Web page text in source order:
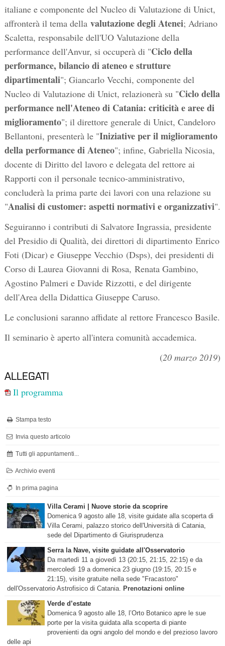
italiane e componente del Nucleo di Valutazione di Unict,
affronterà il tema della valutazione degli Atenei; Adriano
Scaletta, responsabile dell'UO Valutazione della
performance dell'Anvur, si occuperà di "Ciclo della
performance, bilancio di ateneo e strutture
dipartimentali"; Giancarlo Vecchi, componente del
Nucleo di Valutazione di Unict, relazionerà su "Ciclo della
performance nell'Ateneo di Catania: criticità e aree di
miglioramento"; il direttore generale di Unict, Candeloro
Bellantoni, presenterà le "Iniziative per il miglioramento
della performance di Ateneo"; infine, Gabriella Nicosia,
docente di Diritto del lavoro e delegata del rettore ai
Rapporti con il personale tecnico-amministrativo,
concluderà la prima parte dei lavori con una relazione su
"Analisi di customer: aspetti normativi e organizzativi".
Seguiranno i contributi di Salvatore Ingrassia, presidente
del Presidio di Qualità, dei direttori di dipartimento Enrico
Foti (Dicar) e Giuseppe Vecchio (Dsps), dei presidenti di
Corso di Laurea Giovanni di Rosa, Renata Gambino,
Agostino Palmeri e Davide Rizzotti, e del dirigente
dell'Area della Didattica Giuseppe Caruso.
Le conclusioni saranno affidate al rettore Francesco Basile.
Il seminario è aperto all'intera comunità accademica.
(20 marzo 2019)
ALLEGATI
Il programma
Stampa testo
Invia questo articolo
Tutti gli appuntamenti...
Archivio eventi
In prima pagina
Villa Cerami | Nuove storie da scoprire
Domenica 9 agosto alle 18, visite guidate alla scoperta di
Villa Cerami, palazzo storico dell'Università di Catania,
sede del Dipartimento di Giurisprudenza
Serra la Nave, visite guidate all'Osservatorio
Da martedì 11 a giovedì 13 (20:15, 21:15, 22:15) e da
mercoledì 19 a domenica 23 giugno (19:15, 20:15 e
21:15), visite gratuite nella sede "Fracastoro"
dell'Osservatorio Astrofisico di Catania.
Prenotazioni online
Verde d’estate
Domenica 9 agosto alle 18, l’Orto Botanico apre le sue
porte per la visita guidata alla scoperta di piante
provenienti da ogni angolo del mondo e del prezioso lavoro
delle api